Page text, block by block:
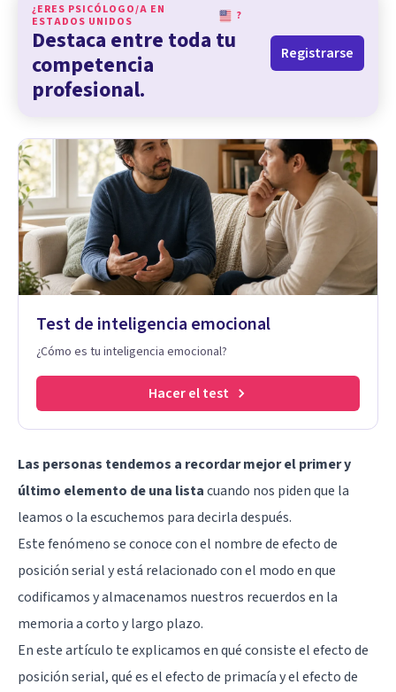
¿ERES PSICÓLOGO/A EN
ESTADOS UNIDOS
?
Destaca entre toda tu
competencia
profesional.
Registrarse
Test de inteligencia emocional
¿Cómo es tu inteligencia emocional?
Hacer el test
Las personas tendemos a recordar mejor el primer y
último elemento de una listacuando nos piden que la
leamos o la escuchemos para decirla después.
Este fenómeno se conoce con el nombre de efecto de
posición serial y está relacionado con el modo en que
codificamos y almacenamos nuestros recuerdos en la
memoria a corto y largo plazo.
En este artículo te explicamos en qué consiste el efecto de
posición serial, qué es el efecto de primacía y el efecto de